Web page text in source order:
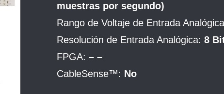
muestras por segundo)
Rango de Voltaje de Entrada
Resolución de Entrada Analógica:8
FPGA:– –
CableSense™: No